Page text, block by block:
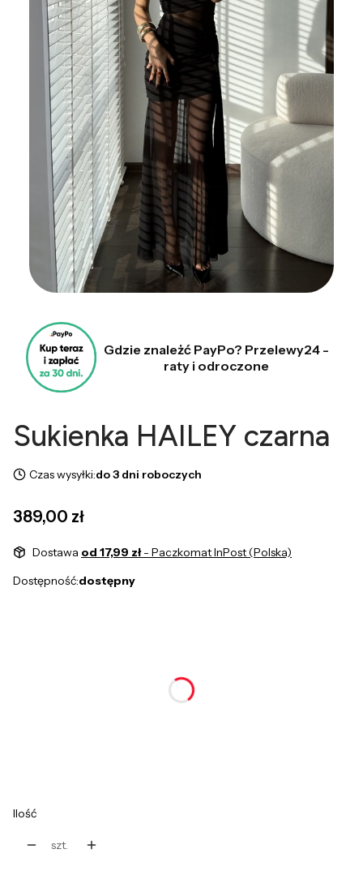
Gdzie znależć PayPo? Przelewy24 -
raty i odroczone
Sukienka HAILEY czarna
Czas wysyłki:do 3 dni roboczych
Cena
389,00 zł
Dostawa od 17,99 zł- Paczkomat InPost (Polska)
Dostępność:dostępny
Ilość
szt.